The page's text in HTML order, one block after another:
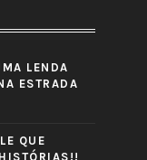
LENDA
ESTRADA
QUE